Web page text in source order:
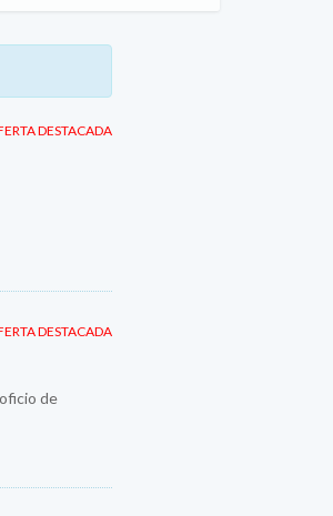
DESTACADA
DESTACADA
de